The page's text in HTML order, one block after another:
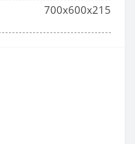
700x600x215